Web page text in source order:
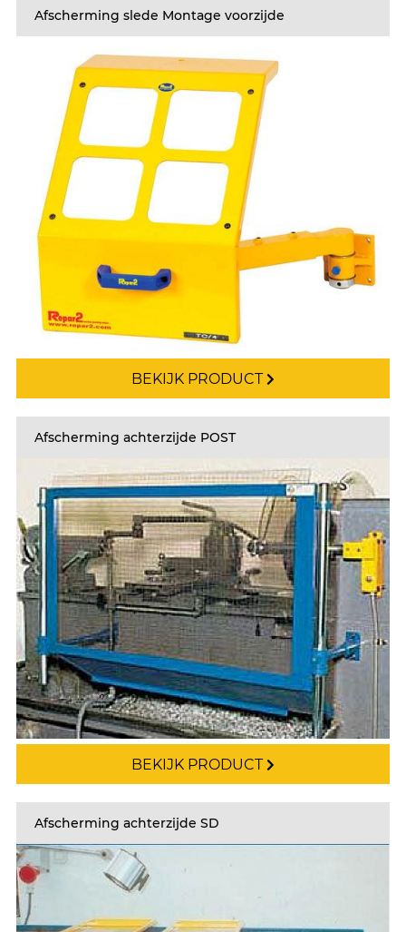
Afscherming slede Montage voorzijde
BEKIJK PRODUCT
Afscherming achterzijde POST
BEKIJK PRODUCT
Afscherming achterzijde SD